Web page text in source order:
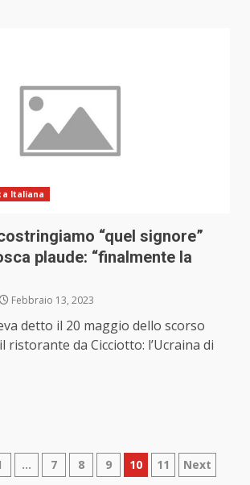
Italiana
“quel signore”
plaude: “finalmente la
Febbraio 13, 2023
detto il 20 maggio dello scorso
ristorante da Cicciotto: l’Ucraina di
… 7 8 9 10 11 Next